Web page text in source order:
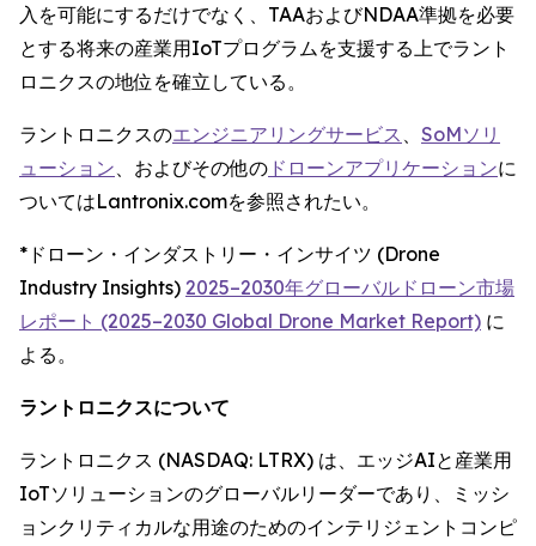
入を可能にするだけでなく、TAAおよびNDAA準拠を必要
とする将来の産業用IoTプログラムを支援する上でラント
ロニクスの地位を確立している。
ラントロニクスのエンジニアリングサービス
SoMソリ
ューション 、およびその他の ドローンアプリケーションに
ついてはLantronix.comを参照されたい。
*ドローン・インダストリー・インサイツ (Drone
Industry Insights) 2025–2030年グローバルドローン市場
レポート (2025–2030 Global Drone Market Report) に
よる。
ラントロニクスについて
ラントロニクス (NASDAQ: LTRX) は、エッジAIと産業用
IoTソリューションのグローバルリーダーであり、ミッシ
ョンクリティカルな用途のためのインテリジェントコンピ